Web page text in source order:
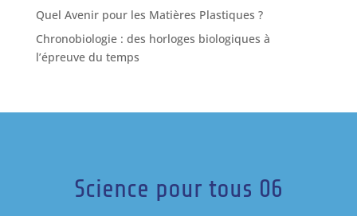
Quel Avenir pour les Matières Plastiques ?
Chronobiologie : des horloges biologiques à
l’épreuve du temps
Science pour tous 06